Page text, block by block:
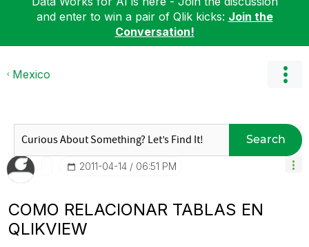
and enter to win a pair of Qlik kicks: Join the
Conversation!
Mexico
Search
‎2011-04-14 06:51 PM
COMO RELACIONAR TABLAS EN
QLIKVIEW